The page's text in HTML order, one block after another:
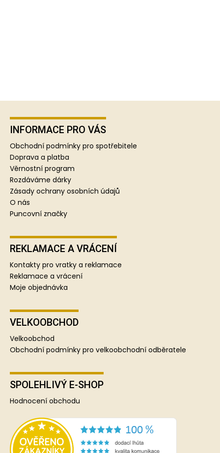
Z
INFORMACE PRO VÁS
Obchodní podmínky pro spotřebitele
Doprava a platba
Věrnostní program
Rozdáváme dárky
Zásady ochrany osobních údajů
O nás
Puncovní značky
REKLAMACE A VRÁCENÍ
Kontakty pro vratky a reklamace
Reklamace a vrácení
Moje objednávka
VELKOOBCHOD
Velkoobchod
Obchodní podmínky pro velkoobchodní odběratele
SPOLEHLIVÝ E-SHOP
Hodnocení obchodu